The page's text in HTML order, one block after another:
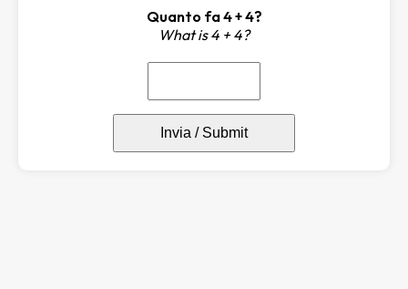
Quanto fa 4 + 4?
What is 4 + 4?
Invia / Submit